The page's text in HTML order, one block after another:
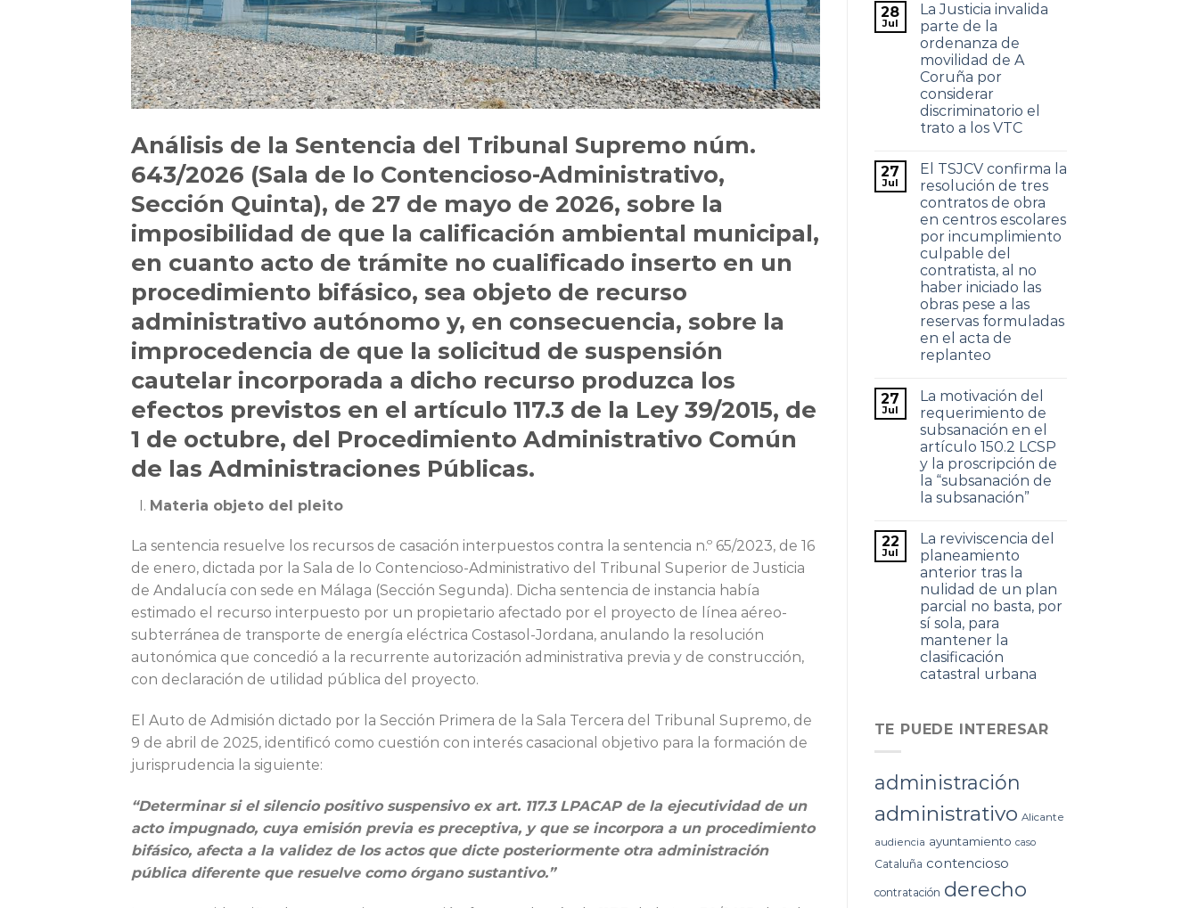
Análisis de la Sentencia del Tribunal Supremo núm.
643/2026 (Sala de lo Contencioso-Administrativo,
Sección Quinta), de 27 de mayo de 2026, sobre la
imposibilidad de que la calificación ambiental municipal,
en cuanto acto de trámite no cualificado inserto en un
procedimiento bifásico, sea objeto de recurso
administrativo autónomo y, en consecuencia, sobre la
improcedencia de que la solicitud de suspensión
cautelar incorporada a dicho recurso produzca los
efectos previstos en el artículo 117.3 de la Ley 39/2015, de
1 de octubre, del Procedimiento Administrativo Común
de las Administraciones Públicas.
Materia objeto del pleito
La sentencia resuelve los recursos de casación interpuestos contra la sentencia n.º 65/2023, de 16
de enero, dictada por la Sala de lo Contencioso-Administrativo del Tribunal Superior de Justicia
de Andalucía con sede en Málaga (Sección Segunda). Dicha sentencia de instancia había
estimado el recurso interpuesto por un propietario afectado por el proyecto de línea aéreo-
subterránea de transporte de energía eléctrica Costasol-Jordana, anulando la resolución
autonómica que concedió a la recurrente autorización administrativa previa y de construcción,
con declaración de utilidad pública del proyecto.
El Auto de Admisión dictado por la Sección Primera de la Sala Tercera del Tribunal Supremo, de
9 de abril de 2025, identificó como cuestión con interés casacional objetivo para la formación de
jurisprudencia la siguiente:
“Determinar si el silencio positivo suspensivo ex art. 117.3 LPACAP de la ejecutividad de un
acto impugnado, cuya emisión previa es preceptiva, y que se incorpora a un procedimiento
bifásico, afecta a la validez de los actos que dicte posteriormente otra administración
pública diferente que resuelve como órgano sustantivo.”
28
Jul
La Justicia invalida
parte de la
ordenanza de
movilidad de A
Coruña por
considerar
discriminatorio el
trato a los VTC
27
Jul
El TSJCV confirma la
resolución de tres
contratos de obra
en centros escolares
por incumplimiento
culpable del
contratista, al no
haber iniciado las
obras pese a las
reservas formuladas
en el acta de
replanteo
27
Jul
La motivación del
requerimiento de
subsanación en el
artículo 150.2 LCSP
y la proscripción de
la “subsanación de
la subsanación”
22
Jul
La reviviscencia del
planeamiento
anterior tras la
nulidad de un plan
parcial no basta, por
sí sola, para
mantener la
clasificación
catastral urbana
TE PUEDE INTERESAR
administración
administrativo Alicante
audiencia ayuntamiento caso
Cataluña contencioso
contratación derecho